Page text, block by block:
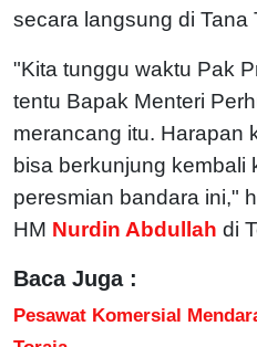
secara langsung di Tana
"Kita tunggu waktu Pak
tentu Bapak Menteri
merancang itu. Harapan
bisa berkunjung kembali
peresmian bandara ini,"
HM Nurdin Abdullah di
Baca Juga :
Pesawat Komersial